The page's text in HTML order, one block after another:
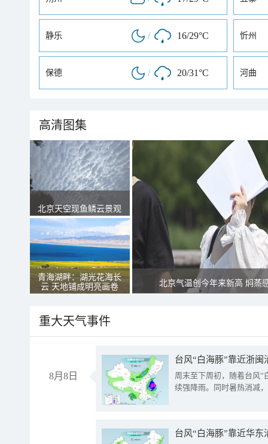
静乐 / 16/29°C 忻州
保德 / 20/31°C 河曲
高清图集
北京天空现鱼鳞云景观
青海湖畔：湖光花海长
云 天地铺成明亮画卷
北京气温创今年来新高 焖蒸
重大天气事件
8月8日
台风“白海豚”靠近浙
周末至下周初，随着台风“
续强降雨。同时暑热消减
台风“白海豚”靠近华